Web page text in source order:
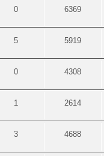
0 6369
5 5919
0 4308
1 2614
3 4688